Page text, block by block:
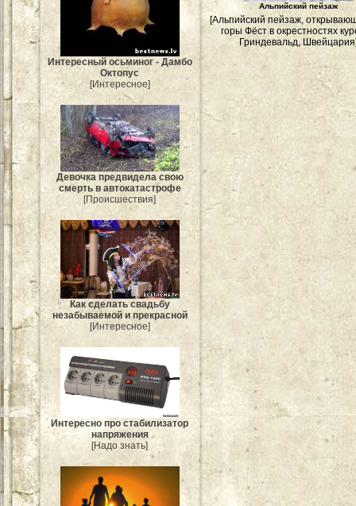
Интересный осьминог - Дамбо
Октопус
[Интересное]
Девочка предвидела свою
смерть в автокатастрофе
[Происшествия]
Как сделать свадьбу
незабываемой и прекрасной
[Интересное]
Интересно про стабилизатор
напряжения
[Надо знать]
Альпийский пейзаж
[Альпийский пейзаж,
горы Фёст в окрестностях
Гриндевальд,